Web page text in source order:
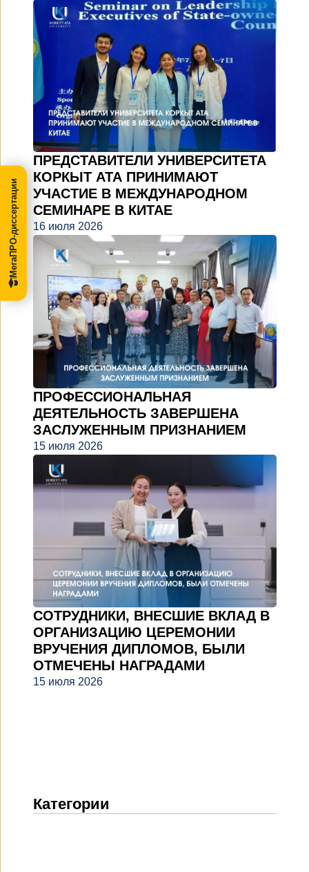
ПРЕДСТАВИТЕЛИ УНИВЕРСИТЕТА
КОРКЫТ АТА ПРИНИМАЮТ
УЧАСТИЕ В МЕЖДУНАРОДНОМ
СЕМИНАРЕ В КИТАЕ
16 июля 2026
ПРОФЕССИОНАЛЬНАЯ
ДЕЯТЕЛЬНОСТЬ ЗАВЕРШЕНА
ЗАСЛУЖЕННЫМ ПРИЗНАНИЕМ
15 июля 2026
СОТРУДНИКИ, ВНЕСШИЕ ВКЛАД В
ОРГАНИЗАЦИЮ ЦЕРЕМОНИИ
ВРУЧЕНИЯ ДИПЛОМОВ, БЫЛИ
ОТМЕЧЕНЫ НАГРАДАМИ
15 июля 2026
Категории
МегаПРО-диссертации